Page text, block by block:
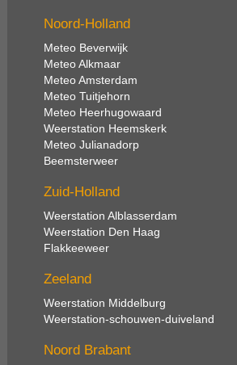
Noord-Holland
Meteo Beverwijk
Meteo Alkmaar
Meteo Amsterdam
Meteo Tuitjehorn
Meteo Heerhugowaard
Weerstation Heemskerk
Meteo Julianadorp
Beemsterweer
Zuid-Holland
Weerstation Alblasserdam
Weerstation Den Haag
Flakkeeweer
Zeeland
Weerstation Middelburg
Weerstation-schouwen-duiveland
Noord Brabant